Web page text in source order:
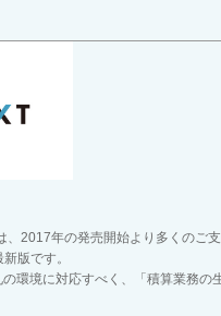
、2017年の発売開始より多くのご
版です。
環境に対応すべく、「積算業務の